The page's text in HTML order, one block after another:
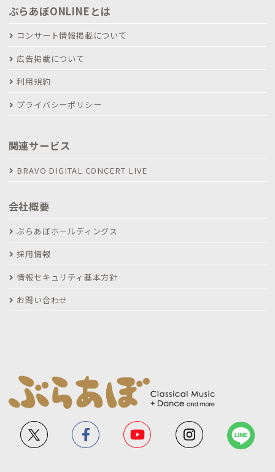
ぶらあぼONLINEとは
コンサート情報掲載について
広告掲載について
利用規約
プライバシーポリシー
関連サービス
BRAVO DIGITAL CONCERT LIVE
会社概要
ぶらあぼホールディングス
採用情報
情報セキュリティ基本方針
お問い合わせ